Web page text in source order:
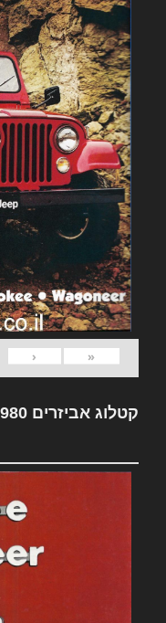
«
‹
קטלוג אביזרים Jeep 1980